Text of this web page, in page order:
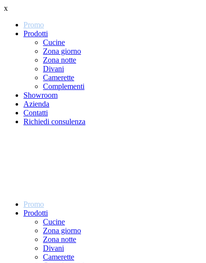
x
Promo
Prodotti
Cucine
Zona giorno
Zona notte
Divani
Camerette
Complementi
Showroom
Azienda
Contatti
Richiedi consulenza
Promo
Prodotti
Cucine
Zona giorno
Zona notte
Divani
Camerette